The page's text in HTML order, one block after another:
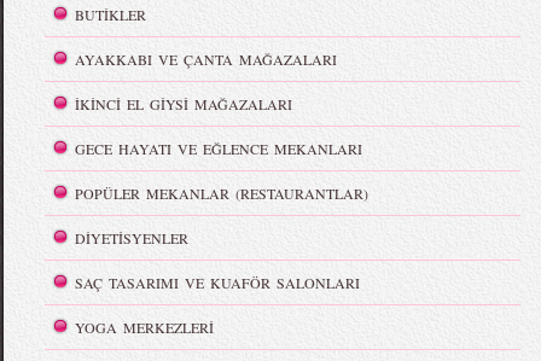
BUTİKLER
AYAKKABI VE ÇANTA MAĞAZALARI
İKİNCİ EL GİYSİ MAĞAZALARI
GECE HAYATI VE EĞLENCE MEKANLARI
POPÜLER MEKANLAR (RESTAURANTLAR)
DİYETİSYENLER
SAÇ TASARIMI VE KUAFÖR SALONLARI
YOGA MERKEZLERİ